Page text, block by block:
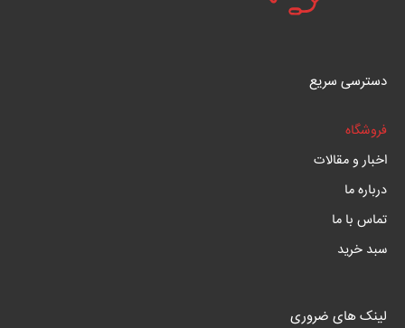
دسترسی سریع
فروشگاه
اخبار و مقالات
درباره ما
تماس با ما
سبد خرید
لینک های ضروری